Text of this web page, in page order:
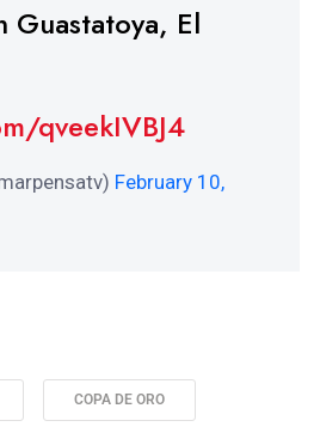
Guastatoya, El
qveekIVBJ4
February 10,
COPA DE ORO